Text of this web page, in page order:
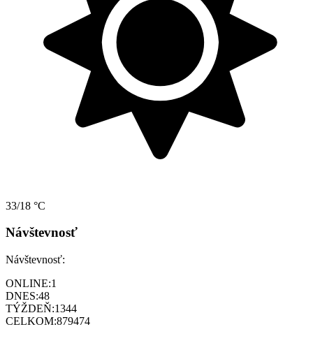
33/18 °C
Návštevnosť
Návštevnosť:
ONLINE:1
DNES:48
TÝŽDEŇ:1344
CELKOM:879474